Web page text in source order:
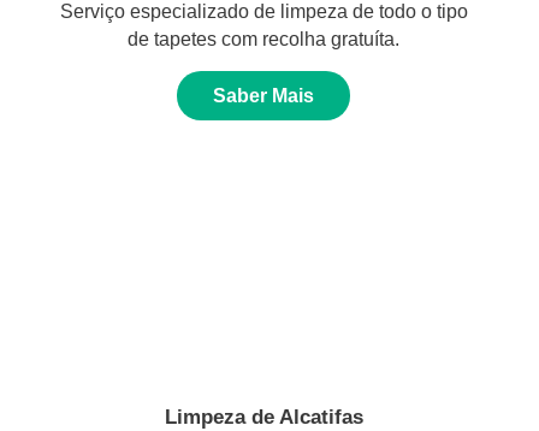
Serviço especializado de limpeza de todo o tipo
de tapetes com recolha gratuíta.
Saber Mais
Limpeza de Alcatifas